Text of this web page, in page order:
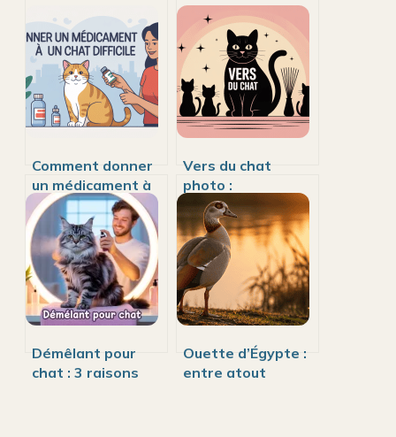
Comment donner
un médicament à
un chat difficile
sans stress ni
griffures
Vers du chat
photo :
reconnaître les
parasites et
réagir vite
Démêlant pour
chat : 3 raisons
Ouette d’Égypte :
entre atout